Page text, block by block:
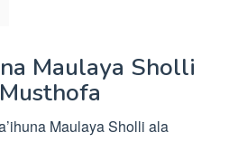
Maulaya Sholli
Maulaya Sholli ala